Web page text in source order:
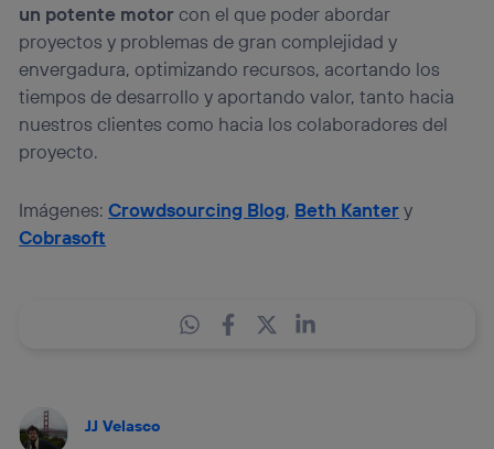
un potente motorcon el que poder abordar
proyectos y problemas de gran complejidad y
envergadura, optimizando recursos, acortando los
tiempos de desarrollo y aportando valor, tanto hacia
nuestros clientes como hacia los colaboradores del
proyecto.
Imágenes:Crowdsourcing Blog, Beth Kantery
Cobrasoft
JJ Velasco